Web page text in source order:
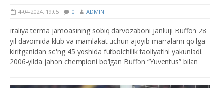
4-04-2024, 19:05 0 ADMIN
Italiya terma jamoasining sobiq darvozaboni Janluiji Buffon 28
yil davomida klub va mamlakat uchun ajoyib marralarni qo'lga
kiritganidan so'ng 45 yoshida futbolchilik faoliyatini yakunladi.
2006-yilda jahon chempioni bo‘lgan Buffon “Yuventus” bilan